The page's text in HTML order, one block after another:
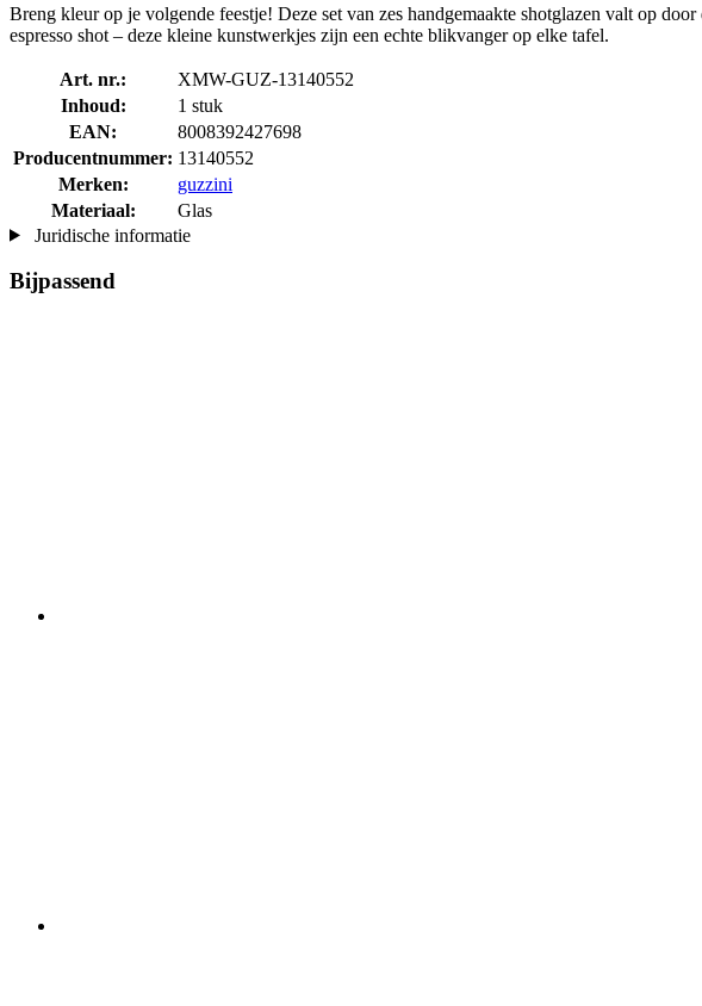
Breng kleur op je volgende feestje! Deze set van zes handgemaakte shotglazen valt op
espresso shot – deze kleine kunstwerkjes zijn een echte blikvanger op elke tafel.
Art. nr.:
XMW-GUZ-13140552
Inhoud:
1 stuk
EAN:
8008392427698
Producentnummer: 13140552
Merken:
guzzini
Materiaal:
Glas
Juridische informatie
Bijpassend